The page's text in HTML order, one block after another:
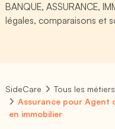
BANQUE, ASSURANCE,
légales, comparaisons et
SideCare
Tous les métiers
Assurance pour Agent
en immobilier